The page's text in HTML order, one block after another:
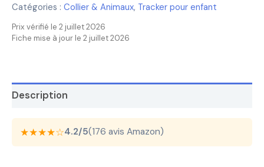
Catégories : Collier & Animaux, Tracker pour enfant
Prix vérifié le 2 juillet 2026
Fiche mise à jour le 2 juillet 2026
Description
★★★★☆4.2/5(176 avis Amazon)